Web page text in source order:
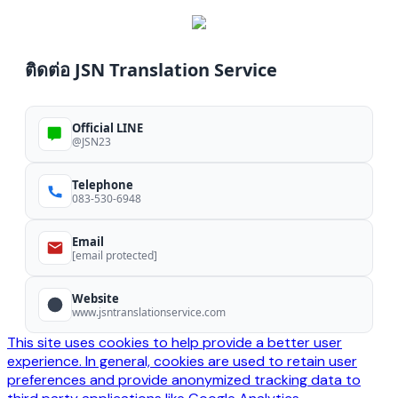
ติดต่อ JSN Translation Service
Official LINE
@JSN23
Telephone
083-530-6948
Email
[email protected]
Website
www.jsntranslationservice.com
This site uses cookies to help provide a better user
experience. In general, cookies are used to retain user
preferences and provide anonymized tracking data to